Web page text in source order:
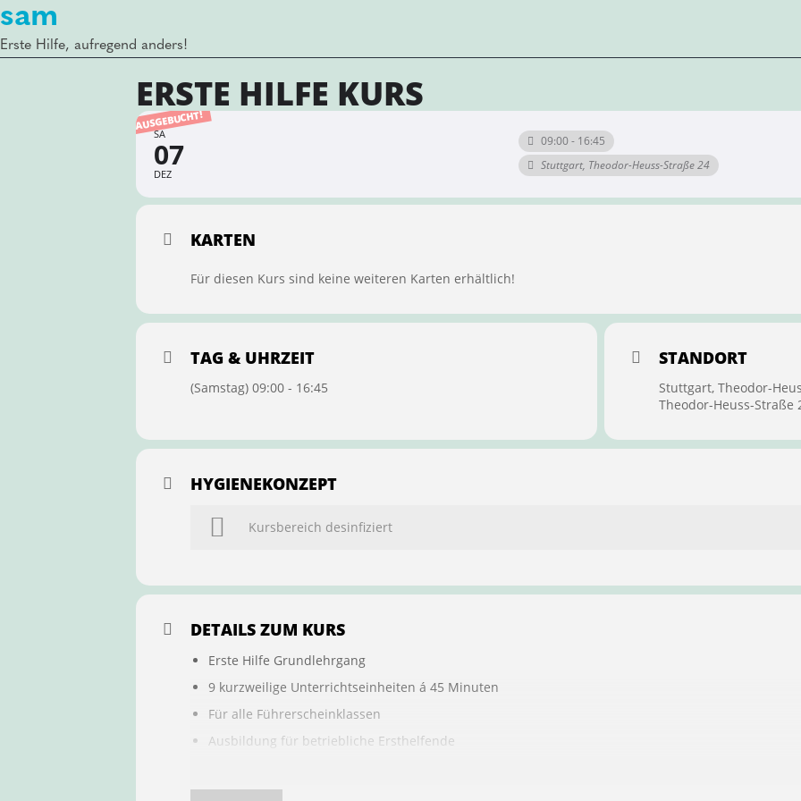
sam
Erste Hilfe, aufregend anders!
ERSTE HILFE KURS
AUSGEBUCHT!
SA
07
DEZ
09:00 - 16:45
Stuttgart, Theodor-Heuss-Straße 24
KARTEN
Für diesen Kurs sind keine weiteren Karten erhältlich!
TAG & UHRZEIT
(Samstag) 09:00 - 16:45
STANDORT
Stuttgart, Theodor-
Theodor-Heuss-Straße
HYGIENEKONZEPT
Kursbereich desinfiziert
DETAILS ZUM KURS
Erste Hilfe Grundlehrgang
9 kurzweilige Unterrichtseinheiten á 45 Minuten
Für alle Führerscheinklassen
Ausbildung für betriebliche Ersthelfende